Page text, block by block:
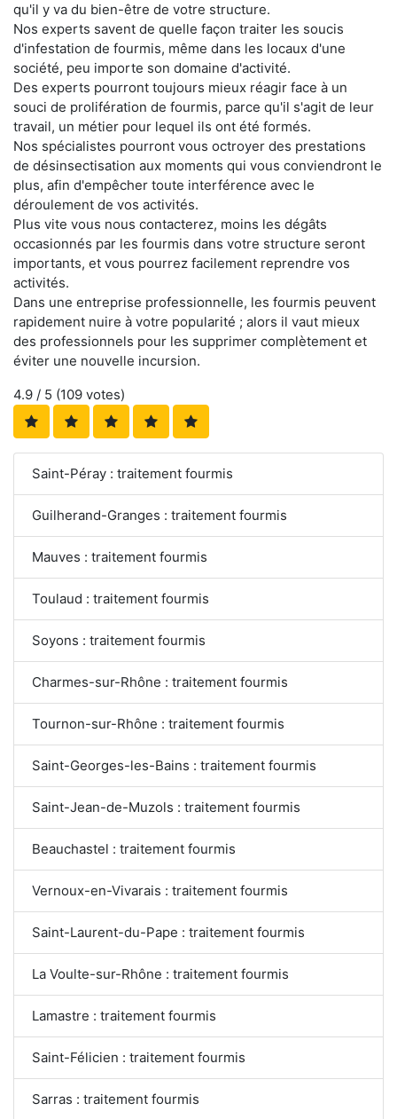
qu'il y va du bien-être de votre structure.
Nos experts savent de quelle façon traiter les soucis
d'infestation de fourmis, même dans les locaux d'une
société, peu importe son domaine d'activité.
Des experts pourront toujours mieux réagir face à un
souci de prolifération de fourmis, parce qu'il s'agit de leur
travail, un métier pour lequel ils ont été formés.
Nos spécialistes pourront vous octroyer des prestations
de désinsectisation aux moments qui vous conviendront le
plus, afin d'empêcher toute interférence avec le
déroulement de vos activités.
Plus vite vous nous contacterez, moins les dégâts
occasionnés par les fourmis dans votre structure seront
importants, et vous pourrez facilement reprendre vos
activités.
Dans une entreprise professionnelle, les fourmis peuvent
rapidement nuire à votre popularité ; alors il vaut mieux
des professionnels pour les supprimer complètement et
éviter une nouvelle incursion.
4.9 / 5 (109 votes)
Saint-Péray : traitement fourmis
Guilherand-Granges : traitement fourmis
Mauves : traitement fourmis
Toulaud : traitement fourmis
Soyons : traitement fourmis
Charmes-sur-Rhône : traitement fourmis
Tournon-sur-Rhône : traitement fourmis
Saint-Georges-les-Bains : traitement fourmis
Saint-Jean-de-Muzols : traitement fourmis
Beauchastel : traitement fourmis
Vernoux-en-Vivarais : traitement fourmis
Saint-Laurent-du-Pape : traitement fourmis
La Voulte-sur-Rhône : traitement fourmis
Lamastre : traitement fourmis
Saint-Félicien : traitement fourmis
Sarras : traitement fourmis